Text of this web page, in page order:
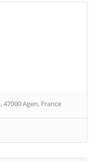
Agen, France